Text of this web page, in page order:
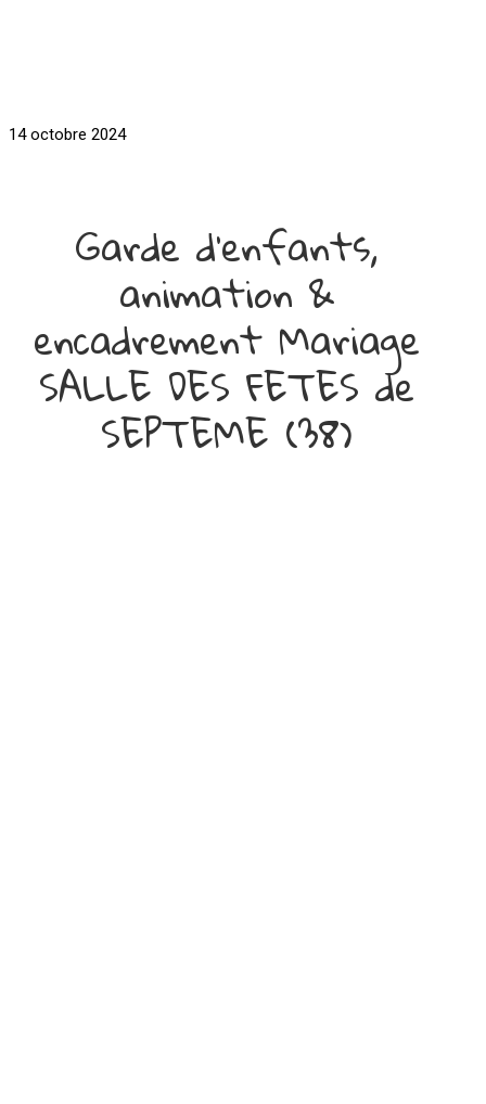
14 octobre 2024
Garde d'enfants,
animation &
encadrement Mariage
SALLE DES FETES de
SEPTEME (38)